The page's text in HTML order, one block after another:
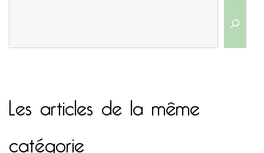
Les articles de la même
catégorie